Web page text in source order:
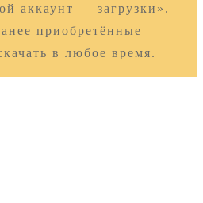
аккаунт — загрузки».
приобретённые
в любое время.